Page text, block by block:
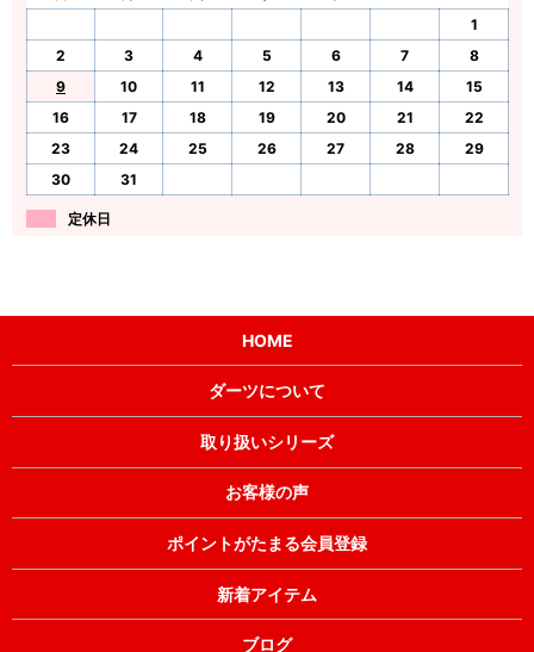
1
2
3 4 5 6 7
8
9
10 11 12 13 14
15
16
17 18 19 20 21
22
23
24 25 26 27 28
29
30
31
定休日
HOME
ダーツについて
取り扱いシリーズ
お客様の声
ポイントがたまる会員登録
新着アイテム
ブログ